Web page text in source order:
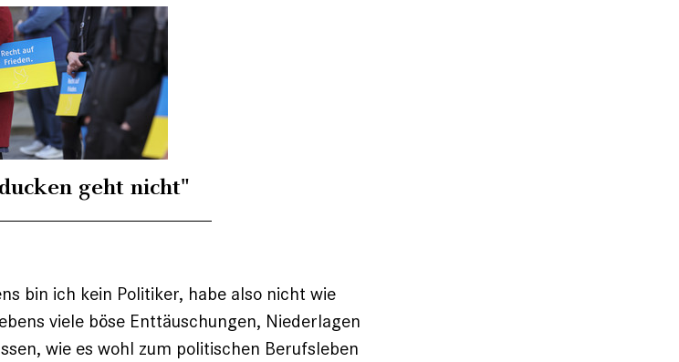
geht nicht"
bin ich kein Politiker, habe also nicht wie
viele böse Enttäuschungen, Niederlagen
wie es wohl zum politischen Berufsleben